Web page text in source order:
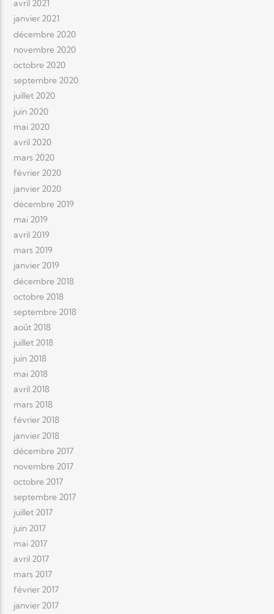
avril 2021
janvier 2021
décembre 2020
novembre 2020
octobre 2020
septembre 2020
juillet 2020
juin 2020
mai 2020
avril 2020
mars 2020
février 2020
janvier 2020
décembre 2019
mai 2019
avril 2019
mars 2019
janvier 2019
décembre 2018
octobre 2018
septembre 2018
août 2018
juillet 2018
juin 2018
mai 2018
avril 2018
mars 2018
février 2018
janvier 2018
décembre 2017
novembre 2017
octobre 2017
septembre 2017
juillet 2017
juin 2017
mai 2017
avril 2017
mars 2017
février 2017
janvier 2017